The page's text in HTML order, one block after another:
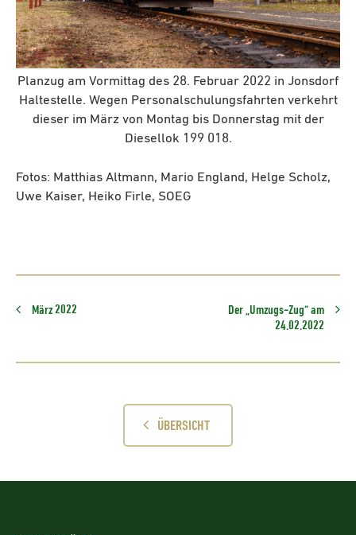
Planzug am Vormittag des 28. Februar 2022 in Jonsdorf
Haltestelle. Wegen Personalschulungsfahrten verkehrt
dieser im März von Montag bis Donnerstag mit der
Diesellok 199 018.
Fotos: Matthias Altmann, Mario England, Helge Scholz,
Uwe Kaiser, Heiko Firle, SOEG
März 2022
Der „Umzugs-Zug“ am
24.02.2022
ÜBERSICHT